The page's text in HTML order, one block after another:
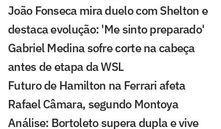
João Fonseca mira duelo com Shelton e
destaca evolução: 'Me sinto preparado'
Gabriel Medina sofre corte na cabeça
antes de etapa da WSL
Futuro de Hamilton na Ferrari afeta
Rafael Câmara, segundo Montoya
Análise: Bortoleto supera dupla e vive